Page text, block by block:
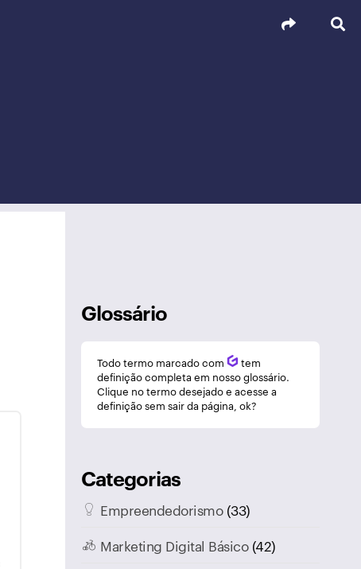
Glossário
Todo termo marcado com Q tem
definição completa em nosso glossário.
Clique no termo desejado e acesse a
definição sem sair da página, ok?
Categorias
Empreendedorismo(33)
Marketing Digital Básico(42)